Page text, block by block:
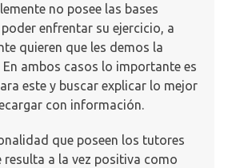
no posee las bases
enfrentar su ejercicio, a
quieren que les demos la
En ambos casos lo importante es
este y buscar explicar lo mejor
con información.
que poseen los tutores
resulta a la vez positiva como